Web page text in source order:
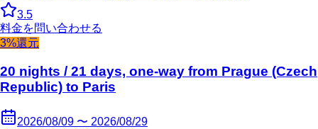
3.5
料金を問い合わせる
3%還元
20 nights / 21 days, one-way from Prague (Czech
Republic) to Paris
2026/08/09 〜 2026/08/29